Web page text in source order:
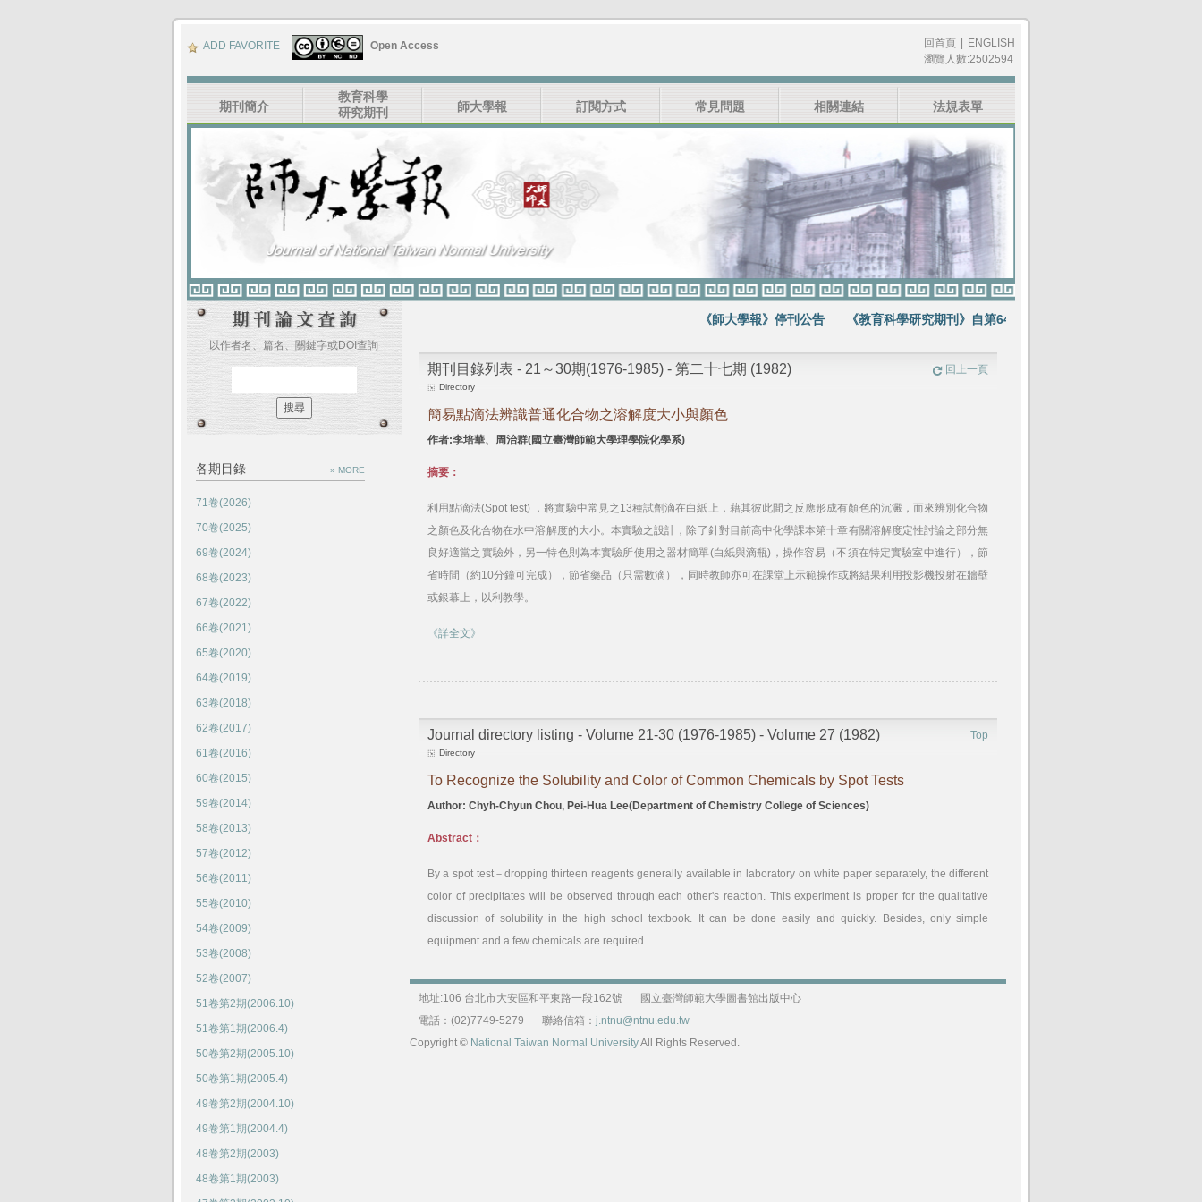
ADD FAVORITE Open Access 回首頁
ENGLISH
瀏覽人數:2502594
期刊簡介
教育科學
研究期刊
師大學報 訂閱方式 常見問題 相關連結 法規表單
以作者名、篇名、關鍵字或DOI查詢
各期目錄 » MORE
71卷(2026)
70卷(2025)
69卷(2024)
68卷(2023)
67卷(2022)
66卷(2021)
65卷(2020)
64卷(2019)
63卷(2018)
62卷(2017)
61卷(2016)
60卷(2015)
59卷(2014)
58卷(2013)
57卷(2012)
56卷(2011)
55卷(2010)
54卷(2009)
53卷(2008)
52卷(2007)
51卷第2期(2006.10)
51卷第1期(2006.4)
50卷第2期(2005.10)
50卷第1期(2005.4)
49卷第2期(2004.10)
49卷第1期(2004.4)
48卷第2期(2003)
48卷第1期(2003)
《師大學報》停刊公告 《教育科學研究期刊》自第64卷第1期起不再出版紙本期刊
期刊目錄列表 - 21～30期(1976-1985) - 第二十七期 (1982)
Directory
回上一頁
簡易點滴法辨識普通化合物之溶解度大小與顏色
作者:李培華、周治群(國立臺灣師範大學理學院化學系)
摘要：
利用點滴法(Spot test) ，將實驗中常見之13種試劑滴在白紙上，藉其彼此間之反應形成有顏色的沉澱，而來辨別化合物
之顏色及化合物在水中溶解度的大小。本實驗之設計，除了針對目前高中化學課本第十章有關溶解度定性討論之部分無
良好適當之實驗外，另一特色則為本實驗所使用之器材簡單(白紙與滴瓶)，操作容易（不須在特定實驗室中進行），節
省時間（約10分鐘可完成），節省藥品（只需數滴），同時教師亦可在課堂上示範操作或將結果利用投影機投射在牆壁
或銀幕上，以利教學。
《詳全文》
Journal directory listing - Volume 21-30 (1976-1985) - Volume 27 (1982)
Directory
Top
To Recognize the Solubility and Color of Common Chemicals by Spot Tests
Author: Chyh-Chyun Chou, Pei-Hua Lee(Department of Chemistry College of Sciences)
Abstract：
By a spot test－dropping thirteen reagents generally available in laboratory on white paper separately, the different
color of precipitates will be observed through each other's reaction. This experiment is proper for the qualitative
discussion of solubility in the high school textbook. It can be done easily and quickly. Besides, only simple
equipment and a few chemicals are required.
地址:106 台北市大安區和平東路一段162號
國立臺灣師範大學圖書館出版中心
電話：(02)7749-5279
聯絡信箱： j.ntnu@ntnu.edu.tw
Copyright © National Taiwan Normal UniversityAll Rights Reserved.